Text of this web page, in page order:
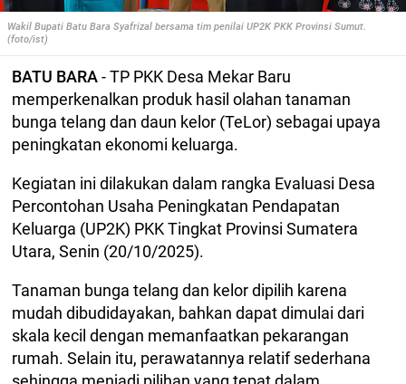
Wakil Bupati Batu Bara Syafrizal bersama tim penilai UP2K PKK Provinsi Sumut.
(foto/ist)
BATU BARA- TP PKK Desa Mekar Baru
memperkenalkan produk hasil olahan tanaman
bunga telang dan daun kelor (TeLor) sebagai upaya
peningkatan ekonomi keluarga.
Kegiatan ini dilakukan dalam rangka Evaluasi Desa
Percontohan Usaha Peningkatan Pendapatan
Keluarga (UP2K) PKK Tingkat Provinsi Sumatera
Utara, Senin (20/10/2025).
Tanaman bunga telang dan kelor dipilih karena
mudah dibudidayakan, bahkan dapat dimulai dari
skala kecil dengan memanfaatkan pekarangan
rumah. Selain itu, perawatannya relatif sederhana